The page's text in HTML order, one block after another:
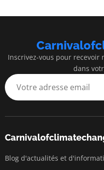
Inscrivez-vous pour
dans
Blog d'actualités et